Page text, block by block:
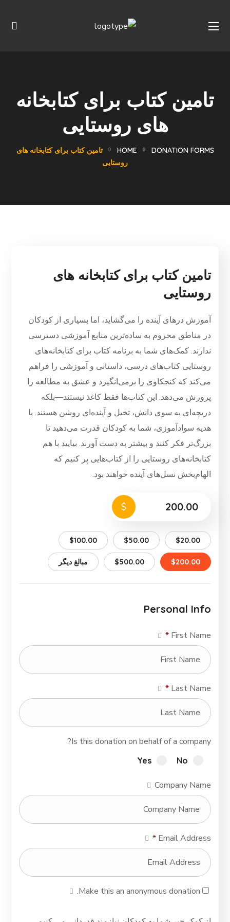
تامین کتاب برای کتابخانه
های روستایی
HOME DONATION FORMS
تامین کتاب برای کتابخانه های
روستایی
تامین کتاب برای کتابخانه های
روستایی
آموزش درهای آینده را می‌گشاید، اما بسیاری از کودکان
در مناطق محروم به ساده‌ترین منابع آموزشی دسترسی
ندارند. کمک‌های شما به برنامه کتاب برای کتابخانه‌های
روستایی کتاب‌های درسی، داستانی و آموزشی را فراهم
می‌کند که کنجکاوی را برمی‌انگیزد و عشق به مطالعه را
پرورش می‌دهد. این کتاب‌ها فقط کاغذ نیستند—بلکه
دریچه‌ای به سوی دانش، تخیل و آینده‌ای روشن هستند. با
هدیه سوادآموزی، شما به کودکان قدرت می‌دهید تا
بزرگ‌تر فکر کنند و بیشتر به دست آورند. بیایید با هم
کتابخانه‌های روستایی را از کتاب‌هایی پر کنیم که
الهام‌بخش نسل‌های آینده خواهند بود.
$
$20.00
$50.00
$100.00
$200.00
$500.00 مبالغ دیگر
Personal Info
First Name
*
Last Name
*
Is this donation on behalf of a company?
No
Yes
Company Name
Email Address
*
Make this an anonymous donation.